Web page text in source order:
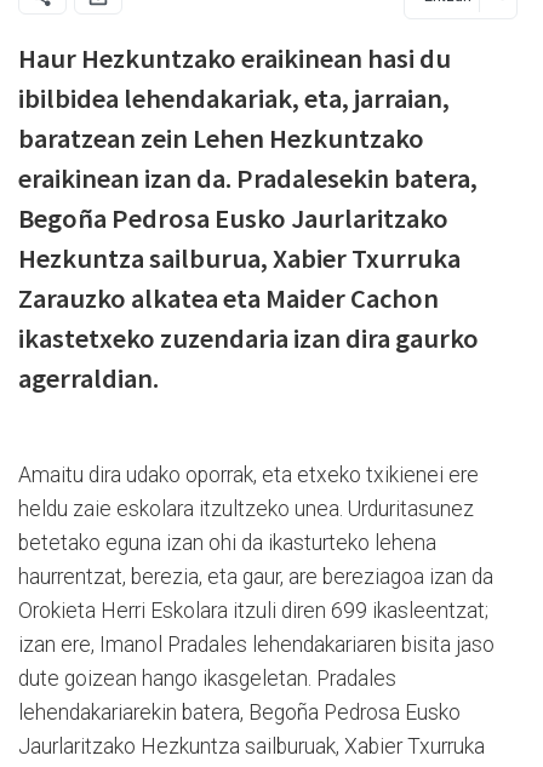
Haur Hezkuntzako eraikinean hasi du
ibilbidea lehendakariak, eta, jarraian,
baratzean zein Lehen Hezkuntzako
eraikinean izan da. Pradalesekin batera,
Begoña Pedrosa Eusko Jaurlaritzako
Hezkuntza sailburua, Xabier Txurruka
Zarauzko alkatea eta Maider Cachon
ikastetxeko zuzendaria izan dira gaurko
agerraldian.
Amaitu dira udako oporrak, eta etxeko txikienei ere
heldu zaie eskolara itzultzeko unea. Urduritasunez
betetako eguna izan ohi da ikasturteko lehena
haurrentzat, berezia, eta gaur, are bereziagoa izan da
Orokieta Herri Eskolara itzuli diren 699 ikasleentzat;
izan ere, Imanol Pradales lehendakariaren bisita jaso
dute goizean hango ikasgeletan. Pradales
lehendakariarekin batera, Begoña Pedrosa Eusko
Jaurlaritzako Hezkuntza sailburuak, Xabier Txurruka